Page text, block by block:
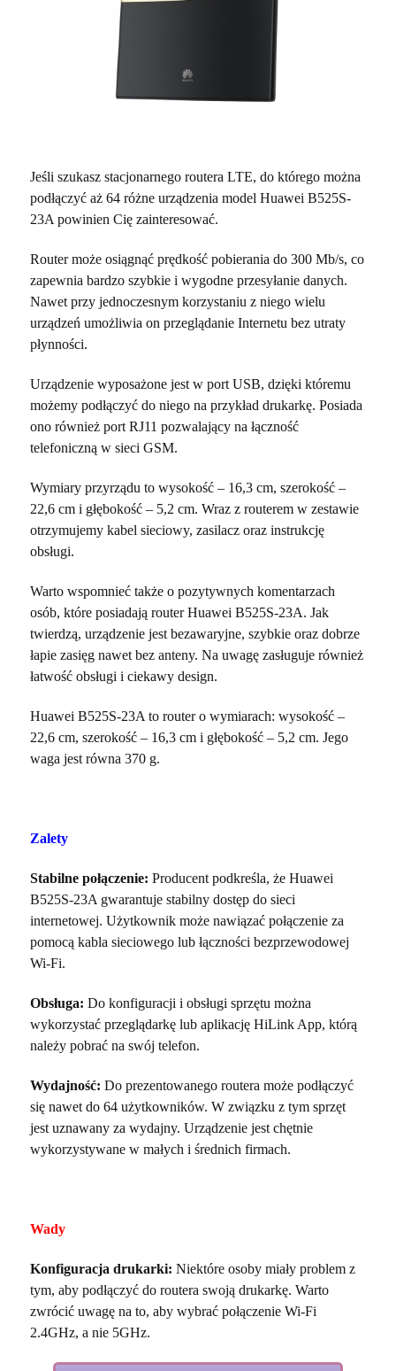
Jeśli szukasz stacjonarnego routera LTE, do którego można
podłączyć aż 64 różne urządzenia model Huawei B525S-
23A powinien Cię zainteresować.
Router może osiągnąć prędkość pobierania do 300 Mb/s, co
zapewnia bardzo szybkie i wygodne przesyłanie danych.
Nawet przy jednoczesnym korzystaniu z niego wielu
urządzeń umożliwia on przeglądanie Internetu bez utraty
płynności.
Urządzenie wyposażone jest w port USB, dzięki któremu
możemy podłączyć do niego na przykład drukarkę. Posiada
ono również port RJ11 pozwalający na łączność
telefoniczną w sieci GSM.
Wymiary przyrządu to wysokość – 16,3 cm, szerokość –
22,6 cm i głębokość – 5,2 cm. Wraz z routerem w zestawie
otrzymujemy kabel sieciowy, zasilacz oraz instrukcję
obsługi.
Warto wspomnieć także o pozytywnych komentarzach
osób, które posiadają router Huawei B525S-23A. Jak
twierdzą, urządzenie jest bezawaryjne, szybkie oraz dobrze
łapie zasięg nawet bez anteny. Na uwagę zasługuje również
łatwość obsługi i ciekawy design.
Huawei B525S-23A to router o wymiarach: wysokość –
22,6 cm, szerokość – 16,3 cm i głębokość – 5,2 cm. Jego
waga jest równa 370 g.
Zalety
Stabilne połączenie: Producent podkreśla, że Huawei
B525S-23A gwarantuje stabilny dostęp do sieci
internetowej. Użytkownik może nawiązać połączenie za
pomocą kabla sieciowego lub łączności bezprzewodowej
Wi-Fi.
Obsługa: Do konfiguracji i obsługi sprzętu można
wykorzystać przeglądarkę lub aplikację HiLink App, którą
należy pobrać na swój telefon.
Wydajność: Do prezentowanego routera może podłączyć
się nawet do 64 użytkowników. W związku z tym sprzęt
jest uznawany za wydajny. Urządzenie jest chętnie
wykorzystywane w małych i średnich firmach.
Wady
Konfiguracja drukarki: Niektóre osoby miały problem z
tym, aby podłączyć do routera swoją drukarkę. Warto
zwrócić uwagę na to, aby wybrać połączenie Wi-Fi
2.4GHz, a nie 5GHz.